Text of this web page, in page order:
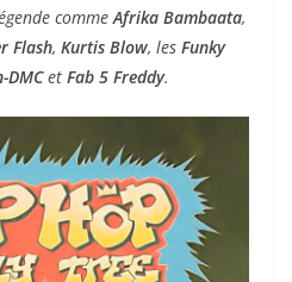
commeAfrika Bambaata,
Flash, Kurtis Blow, les Funky
DMCet Fab 5 Freddy.